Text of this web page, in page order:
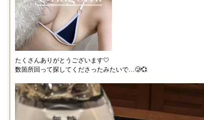
たくさんありがとうございます🤍
数箇所回って探してくださったみたいで…🥲💞